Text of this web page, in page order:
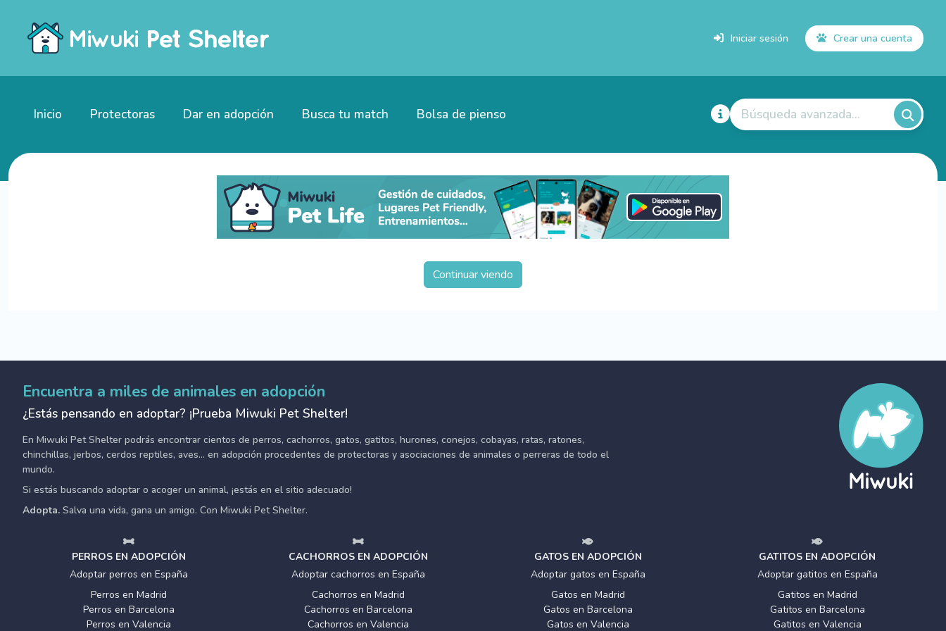
Iniciar sesión Crear una cuenta
Inicio Protectoras Dar en adopción Busca tu match Bolsa de pienso Búsqueda avanzada...
Continuar viendo
Encuentra a miles de animales en adopción
¿Estás pensando en adoptar? ¡Prueba Miwuki Pet Shelter!
En Miwuki Pet Shelter podrás encontrar cientos de perros, cachorros, gatos, gatitos, hurones, conejos, cobayas, ratas, ratones,
chinchillas, jerbos, cerdos reptiles, aves... en adopción procedentes de protectoras y asociaciones de animales o perreras de todo el
mundo.
Si estás buscando adoptar o acoger un animal, ¡estás en el sitio adecuado!
Adopta. Salva una vida, gana un amigo. Con Miwuki Pet Shelter.
PERROS EN ADOPCIÓN
Adoptar perros en España
Perros en Madrid
Perros en Barcelona
Perros en Valencia
CACHORROS EN ADOPCIÓN
Adoptar cachorros en España
Cachorros en Madrid
Cachorros en Barcelona
Cachorros en Valencia
GATOS EN ADOPCIÓN
Adoptar gatos en España
Gatos en Madrid
Gatos en Barcelona
Gatos en Valencia
GATITOS EN ADOPCIÓN
Adoptar gatitos en España
Gatitos en Madrid
Gatitos en Barcelona
Gatitos en Valencia